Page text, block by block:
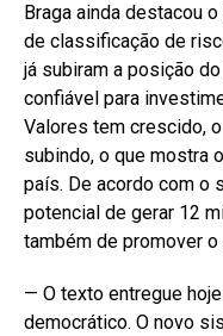
Braga ainda destacou
de classificação de
já subiram a posição
confiável para
Valores tem crescido,
subindo, o que mostra
país. De acordo com o
potencial de gerar 12
também de promover
— O texto entregue
democrático. O novo